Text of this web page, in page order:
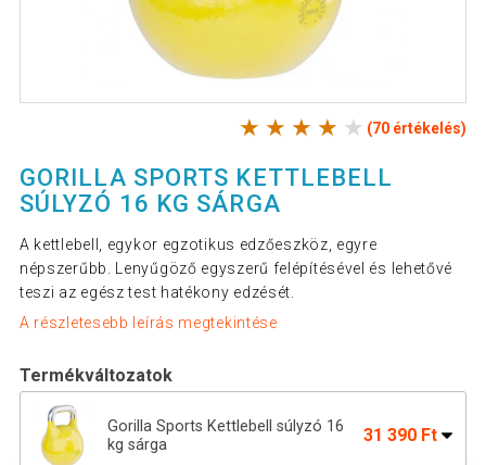
(70 értékelés)
GORILLA SPORTS KETTLEBELL
SÚLYZÓ 16 KG SÁRGA
A kettlebell, egykor egzotikus edzőeszköz, egyre
népszerűbb. Lenyűgöző egyszerű felépítésével és lehetővé
teszi az egész test hatékony edzését.
A részletesebb leírás megtekintése
Termékváltozatok
Gorilla Sports Kettlebell súlyzó 16
kg sárga
31 390 Ft